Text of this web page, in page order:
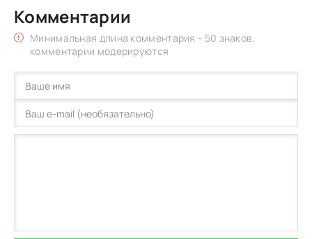
Комментарии
Минимальная длина комментария - 50 знаков.
комментарии модерируются